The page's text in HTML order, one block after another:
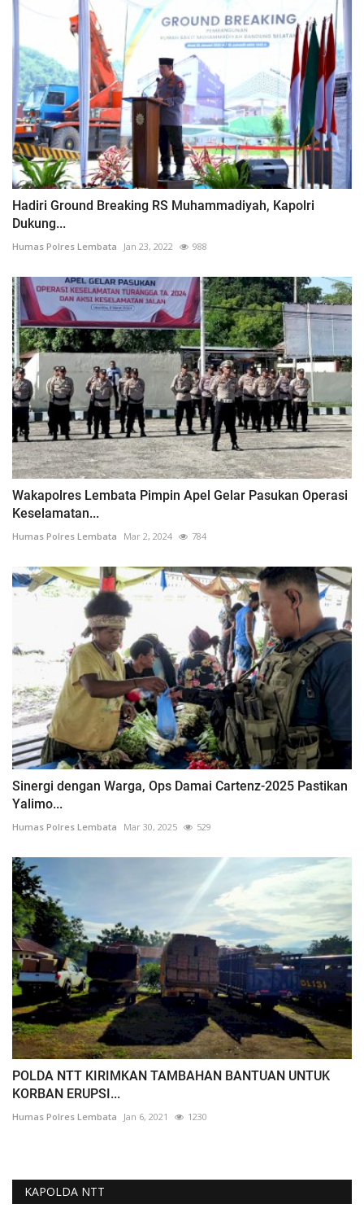
Hadiri Ground Breaking RS Muhammadiyah, Kapolri
Dukung...
Humas Polres Lembata Jan 23, 2022 988
Wakapolres Lembata Pimpin Apel Gelar Pasukan Operasi
Keselamatan...
Humas Polres Lembata Mar 2, 2024 784
Sinergi dengan Warga, Ops Damai Cartenz-2025 Pastikan
Yalimo...
Humas Polres Lembata Mar 30, 2025 529
POLDA NTT KIRIMKAN TAMBAHAN BANTUAN UNTUK
KORBAN ERUPSI...
Humas Polres Lembata Jan 6, 2021 1230
KAPOLDA NTT